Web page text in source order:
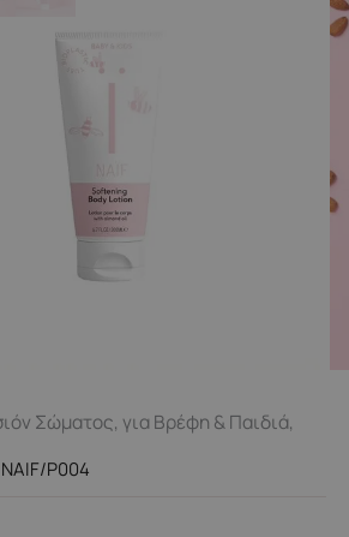
Σώματος, για Βρέφη & Παιδιά,
P004